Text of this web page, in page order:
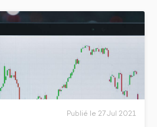
Publié le 27 Jul 2021